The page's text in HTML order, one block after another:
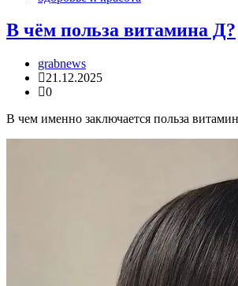
В чём польза витамина Д?
grabnews
21.12.2025
0
В чем именно заключается польза